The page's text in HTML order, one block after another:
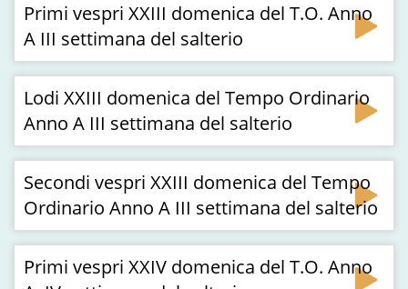
Primi vespri XXIII domenica del T.O. Anno
A III settimana del salterio
Lodi XXIII domenica del Tempo Ordinario
Anno A III settimana del salterio
Secondi vespri XXIII domenica del Tempo
Ordinario Anno A III settimana del salterio
Primi vespri XXIV domenica del T.O. Anno